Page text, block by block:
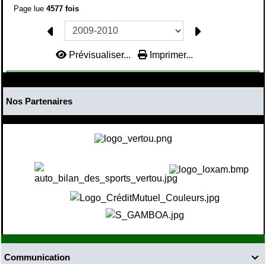

Communication
Page lue 4577 fois
Prévisualiser... Imprimer...
Nos Partenaires